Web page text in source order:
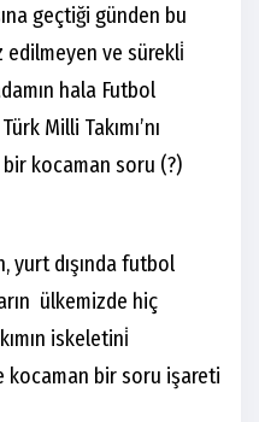
geçtiği günden bu
edilmeyen ve sürekli̇
hala Futbol
Milli Takımı’nı
kocaman soru (?)
yurt dışında futbol
ülkemizde hiç
iskeletini̇
kocaman bir soru işareti